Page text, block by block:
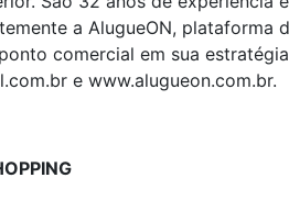
a AlugueON,
comercial em sua
e www.alugueon.com.br.